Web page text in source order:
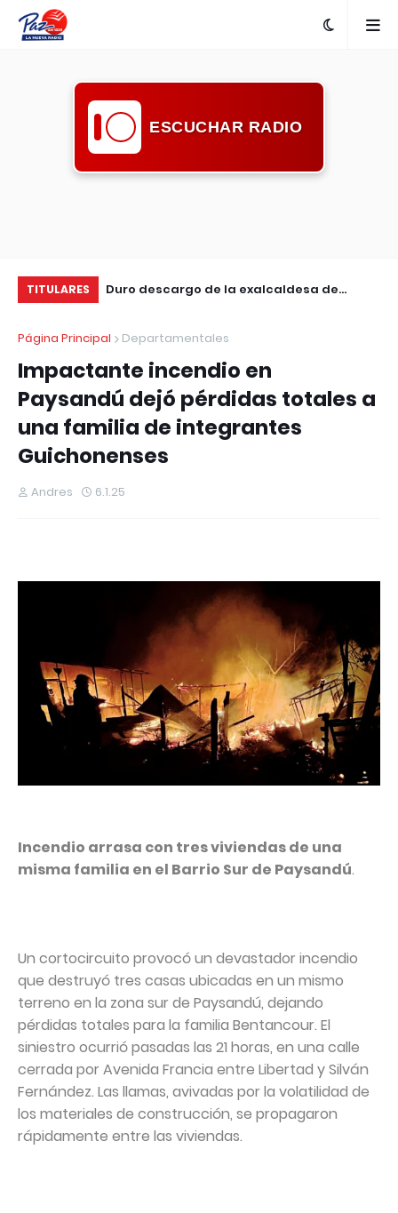
ESCUCHAR RADIO
TITULARES
vial desde la
Duro descargo de la exalcaldesa de
comunidad ante la inseguridad
Página Principal Departamentales
Impactante incendio en
Paysandú dejó pérdidas totales a
una familia de integrantes
Guichonenses
Andres 6.1.25
Incendio arrasa con tres viviendas de una
misma familia en el Barrio Sur de Paysandú.
Un cortocircuito provocó un devastador incendio
que destruyó tres casas ubicadas en un mismo
terreno en la zona sur de Paysandú, dejando
pérdidas totales para la familia Bentancour. El
siniestro ocurrió pasadas las 21 horas, en una calle
cerrada por Avenida Francia entre Libertad y Silván
Fernández. Las llamas, avivadas por la volatilidad de
los materiales de construcción, se propagaron
rápidamente entre las viviendas.